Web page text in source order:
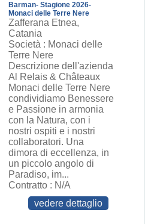
Barman- Stagione 2026-
Monaci delle Terre Nere
Zafferana Etnea,
Catania
Società : Monaci delle
Terre Nere
Descrizione dell'azienda
Al Relais & Châteaux
Monaci delle Terre Nere
condividiamo Benessere
e Passione in armonia
con la Natura, con i
nostri ospiti e i nostri
collaboratori. Una
dimora di eccellenza, in
un piccolo angolo di
Paradiso, im...
Contratto : N/A
vedere dettaglio